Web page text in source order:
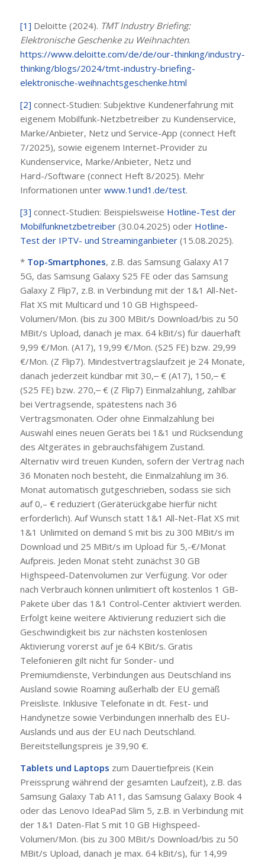
[1] Deloitte (2024). TMT Industry Briefing:
Elektronische Geschenke zu Weihnachten.
https://www.deloitte.com/de/de/our-thinking/industry-
thinking/blogs/2024/tmt-industry-briefing-
elektronische-weihnachtsgeschenke.html
[2] connect-Studien: Subjektive Kundenerfahrung mit
eigenem Mobilfunk-Netzbetreiber zu Kundenservice,
Marke/Anbieter, Netz und Service-App (connect Heft
7/2025), sowie eigenem Internet-Provider zu
Kundenservice, Marke/Anbieter, Netz und
Hard-/Software (connect Heft 8/2025). Mehr
Informationen unter www.1und1.de/test.
[3] connect-Studien: Beispielsweise Hotline-Test der
Mobilfunknetzbetreiber(30.04.2025) oder Hotline-
Test der IPTV- und Streaminganbieter(15.08.2025).
* Top-Smartphones, z.B. das Samsung Galaxy A17
5G, das Samsung Galaxy S25 FE oder das Samsung
Galaxy Z Flip7, z.B. in Verbindung mit der 1&1 All-Net-
Flat XS mit Multicard und 10 GB Highspeed-
Volumen/Mon. (bis zu 300 MBit/s Download/bis zu 50
MBit/s Upload, danach je max. 64 kBit/s) für dauerhaft
9,99 €/Mon. (A17), 19,99 €/Mon. (S25 FE) bzw. 29,99
€/Mon. (Z Flip7). Mindestvertragslaufzeit je 24 Monate,
danach jederzeit kündbar mit 30,‒ € (A17), 150,‒ €
(S25 FE) bzw. 270,‒ € (Z Flip7) Einmalzahlung, zahlbar
bei Vertragsende, spätestens nach 36
Vertragsmonaten. Oder ohne Einmalzahlung bei
Auswahl eines neuen Geräts bei 1&1 und Rücksendung
des Altgerätes in gebrauchsfähigem Zustand.
Alternativ wird treuen Kunden, sofern der Vertrag nach
36 Monaten noch besteht, die Einmalzahlung im 36.
Monat automatisch gutgeschrieben, sodass sie sich
auf 0,– € reduziert (Geräterückgabe hierfür nicht
erforderlich). Auf Wunsch statt 1&1 All-Net-Flat XS mit
1&1 Unlimited on demand S mit bis zu 300 MBit/s im
Download und 25 MBit/s im Upload für 5,-€/Monat
Aufpreis. Jeden Monat steht zunächst 30 GB
Highspeed-Datenvolumen zur Verfügung. Vor oder
nach Verbrauch können unlimitiert oft kostenlos 1 GB-
Pakete über das 1&1 Control-Center aktiviert werden.
Erfolgt keine weitere Aktivierung reduziert sich die
Geschwindigkeit bis zur nächsten kostenlosen
Aktivierung vorerst auf je 64 KBit/s. Gratis
Telefonieren gilt nicht für Sonder- und
Premiumdienste, Verbindungen aus Deutschland ins
Ausland sowie Roaming außerhalb der EU gemäß
Preisliste. Inklusive Telefonate in dt. Fest- und
Handynetze sowie Verbindungen innerhalb des EU-
Auslands und aus der EU nach Deutschland.
Bereitstellungspreis je 39,90 €.
Tablets und Laptops zum Dauertiefpreis (Kein
Preissprung während der gesamten Laufzeit), z.B. das
Samsung Galaxy Tab A11, das Samsung Galaxy Book 4
oder das Lenovo IdeaPad Slim 5, z.B. in Verbindung mit
der 1&1 Daten-Flat S mit 10 GB Highspeed-
Volumen/Mon. (bis zu 300 MBit/s Download/bis zu 50
MBit/s Upload, danach je max. 64 kBit/s), für 14,99